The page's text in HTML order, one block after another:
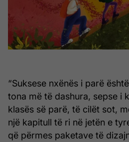
“Suksese nxënës i parë
tona më të dashura, sepse i
klasës së parë, të cilët sot,
një kapitull të ri në jetën e
që përmes paketave të